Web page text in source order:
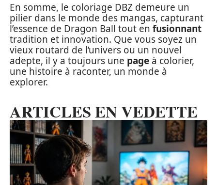
En somme, le coloriage DBZ demeure un
pilier dans le monde des mangas, capturant
l’essence de Dragon Ball tout en fusionnant
tradition et innovation. Que vous soyez un
vieux routard de l’univers ou un nouvel
adepte, il y a toujours une page à colorier,
une histoire à raconter, un monde à
explorer.
ARTICLES EN VEDETTE